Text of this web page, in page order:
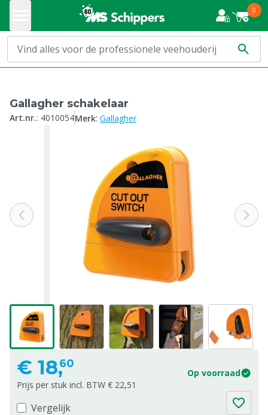
0
Gallagher schakelaar
Art.nr.: 4010054Merk: Gallagher
€ 18,60
Op voorraad
Prijs per stuk incl. BTW € 22,51
Vergelijk